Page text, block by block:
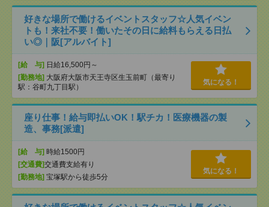
好きな場所で働けるイベントスタッフ☆人気イベン
トも！来社不要！働いたその日に給料もらえる日払
い◎｜阪[アルバイト]
[給 与] 日給16,500円～
[勤務地] 大阪府大阪市天王寺区生玉前町（最寄り
駅：谷町九丁目駅）
気になる！
座り仕事！給与即払いOK！駅チカ！医療機器の製
造、事務[派遣]
[給 与] 時給1500円
[交通費]交通費支給有り
[勤務地] 宝塚駅から徒歩5分
気になる！